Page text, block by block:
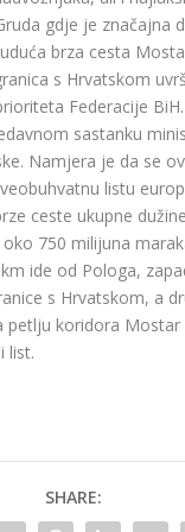
gdje je značajna
brza cesta
s Hrvatskom
Federacije
sastanku
Namjera je da se
listu
ceste ukupne
750 milijuna
ide od Pologa,
s Hrvatskom, a
petlju koridora Mostar
list.
SHARE: